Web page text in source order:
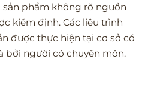
sản phẩm không rõ nguồn
kiểm định. Các liệu trình
được thực hiện tại cơ sở có
bởi người có chuyên môn.